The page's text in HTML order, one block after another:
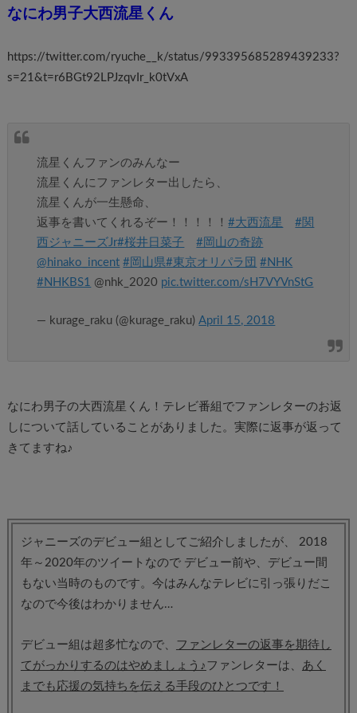
なにわ男子大西流星くん
https://twitter.com/ryuche__k/status/993395685289439233?
s=21&t=r6BGt92LPJzqvIr_k0tVxA
流星くんファンのみんなー
流星くんにファンレター出したら、
流星くんが一生懸命、
返事を書いてくれるぞー！！！！！#大西流星
#関
西ジャニーズJr#桜井日菜子
#岡山の奇跡
@hinako_incent #岡山県#東京オリパラ団 #NHK
#NHKBS1
@nhk_2020 pic.twitter.com/sH7VYVnStG
— kurage_raku (@kurage_raku)April 15, 2018
なにわ男子の大西流星くん！テレビ番組でファンレターのお返
しについて話していることがありました。実際に返事が返って
きてますね♪
ジャニーズのデビュー組としてご紹介しましたが、 2018
年～2020年のツイートなので デビュー前や、デビュー間
もない当時のものです。今はみんなテレビに引っ張りだこ
なので今後はわかりません…
デビュー組は超多忙なので、 ファンレターの返事を期待し
てがっかりするのはやめましょう♪ ファンレターは、 あく
までも応援の気持ちを伝える手段のひとつです！